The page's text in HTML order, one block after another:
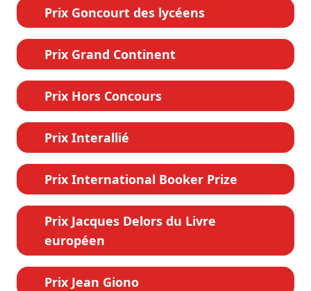
Prix Goncourt des lycéens
Prix Grand Continent
Prix Hors Concours
Prix Interallié
Prix International Booker Prize
Prix Jacques Delors du Livre
européen
Prix Jean Giono